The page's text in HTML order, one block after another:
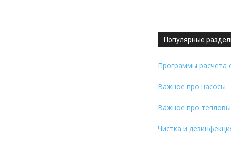
Популярные
Программы расчета
Важное про насосы
Важное про
Чистка и